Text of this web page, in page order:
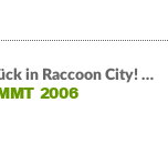
Willkommen zurück in Raccoon City! "Resident Evil:
2006